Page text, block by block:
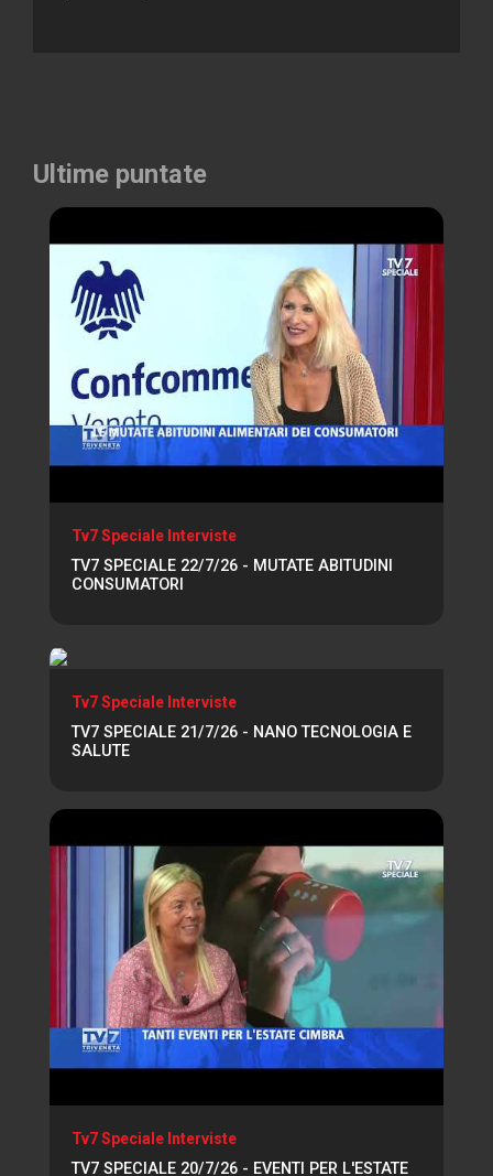
Ultime puntate
Tv7 Speciale Interviste
TV7 SPECIALE 22/7/26 - MUTATE ABITUDINI
CONSUMATORI
Tv7 Speciale Interviste
TV7 SPECIALE 21/7/26 - NANO TECNOLOGIA E
SALUTE
Tv7 Speciale Interviste
TV7 SPECIALE 20/7/26 - EVENTI PER L'ESTATE